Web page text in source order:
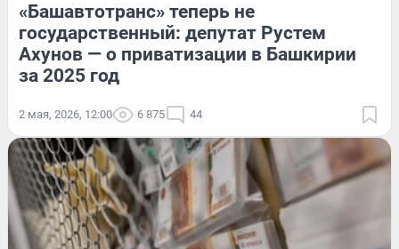
«Башавтотранс» теперь не
государственный: депутат Рустем
Ахунов — о приватизации в Башкирии
за 2025 год
2 мая, 2026, 12:00 6 875 44